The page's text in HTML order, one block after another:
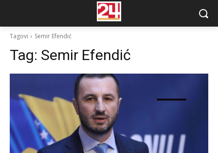
Tagovi Semir Efendić
Tag: Semir Efendić